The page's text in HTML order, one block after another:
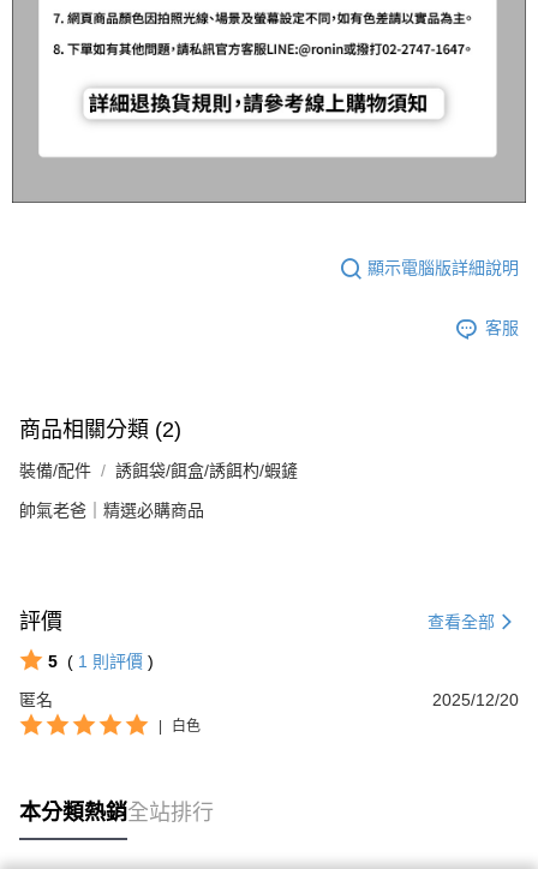
顯示電腦版詳細說明
客服
商品相關分類 (2)
裝備/配件 誘餌袋/餌盒/誘餌杓/蝦鏟
帥氣老爸｜精選必購商品
評價 查看全部
5 ( 1 則評價 )
匿名
2025/12/20
| 白色
本分類熱銷全站排行